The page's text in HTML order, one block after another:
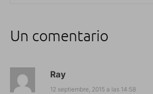
Un comentario
Ray
12 septiembre, 2015 a las 14:58